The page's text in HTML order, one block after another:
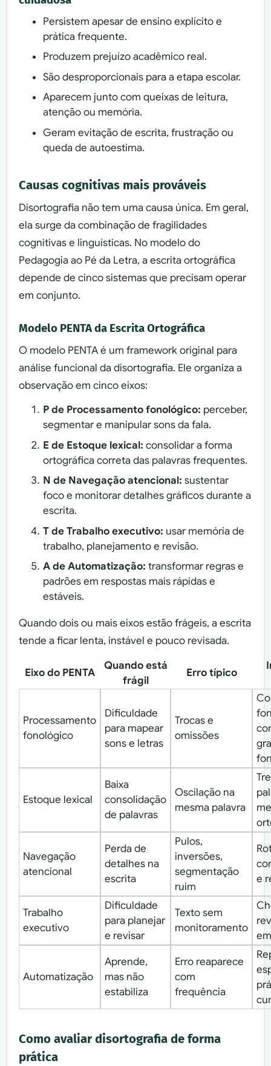
Persistem apesar de ensino explícito e
prática frequente.
Produzem prejuízo acadêmico real.
São desproporcionais para a etapa escolar.
Aparecem junto com queixas de leitura,
atenção ou memória.
Geram evitação de escrita, frustração ou
queda de autoestima.
Causas cognitivas mais prováveis
Disortografia não tem uma causa única. Em geral,
ela surge da combinação de fragilidades
cognitivas e linguísticas. No modelo do
Pedagogia ao Pé da Letra, a escrita ortográfica
depende de cinco sistemas que precisam operar
em conjunto.
Modelo PENTA da Escrita Ortográfica
O modelo PENTA é um framework original para
análise funcional da disortografia. Ele organiza a
observação em cinco eixos:
P de Processamento fonológico: perceber,
segmentar e manipular sons da fala.
E de Estoque lexical: consolidar a forma
ortográfica correta das palavras frequentes.
N de Navegação atencional: sustentar
foco e monitorar detalhes gráficos durante a
escrita.
T de Trabalho executivo: usar memória de
trabalho, planejamento e revisão.
A de Automatização: transformar regras e
padrões em respostas mais rápidas e
estáveis.
Quando dois ou mais eixos estão frágeis, a escrita
tende a ficar lenta, instável e pouco revisada.
Eixo do PENTA
Quando está
frágil
Erro típico
Processamento
fonológico
Dificuldade
para mapear
sons e letras
Trocas e
omissões
Estoque lexical
Baixa
consolidação
de palavras
Oscilação na
mesma palavra
Navegação
atencional
Perda de
detalhes na
escrita
Pulos,
inversões,
segmentação
ruim
e
Trabalho
executivo
Dificuldade
para planejar
e revisar
Texto sem
monitoramento
Automatização
Aprende,
mas não
estabiliza
Erro reaparece
com
frequência
Como avaliar disortografia de forma
prática